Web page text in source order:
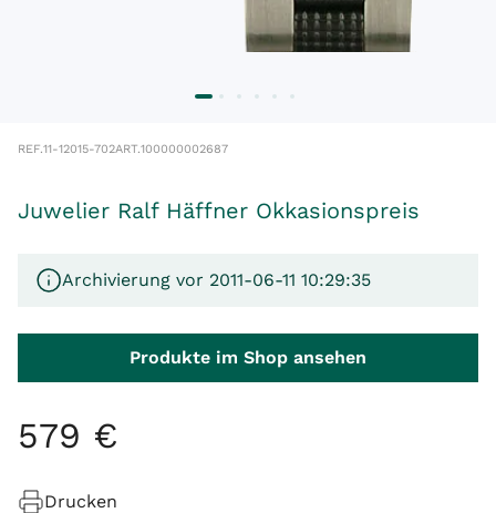
REF.11-12015-702ART.100000002687
Juwelier Ralf Häffner Okkasionspreis
Archivierung vor 2011-06-11 10:29:35
Produkte im Shop ansehen
579 €
Drucken